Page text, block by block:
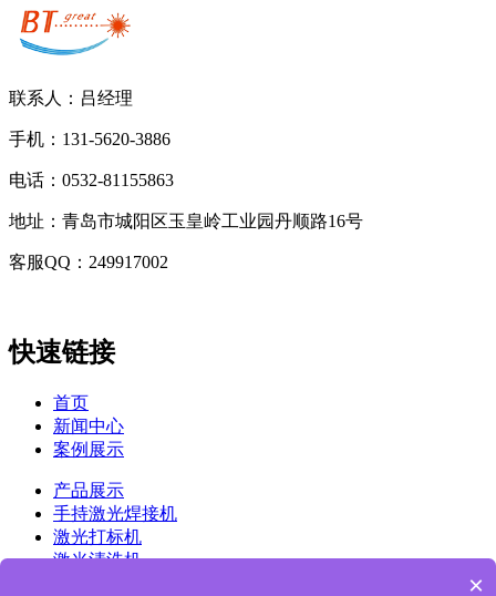
联系人：吕经理
手机：131-5620-3886
电话：0532-81155863
地址：青岛市城阳区玉皇岭工业园丹顺路16号
客服QQ：249917002
快速链接
首页
新闻中心
案例展示
产品展示
手持激光焊接机
激光打标机
激光清洗机
×